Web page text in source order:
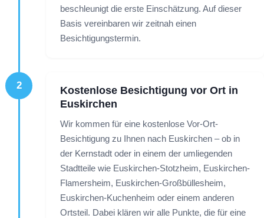
beschleunigt die erste Einschätzung. Auf dieser
Basis vereinbaren wir zeitnah einen
Besichtigungstermin.
2
Kostenlose Besichtigung vor Ort in
Euskirchen
Wir kommen für eine kostenlose Vor-Ort-
Besichtigung zu Ihnen nach Euskirchen – ob in
der Kernstadt oder in einem der umliegenden
Stadtteile wie Euskirchen-Stotzheim, Euskirchen-
Flamersheim, Euskirchen-Großbüllesheim,
Euskirchen-Kuchenheim oder einem anderen
Ortsteil. Dabei klären wir alle Punkte, die für eine